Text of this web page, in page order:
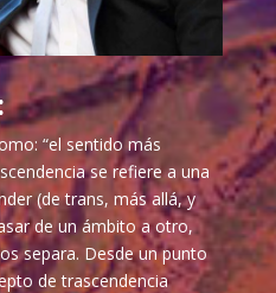
“el sentido más
se refiere a una
(de trans, más allá, y
de un ámbito a otro,
separa. Desde un punto
de trascendencia